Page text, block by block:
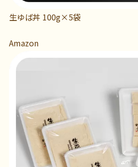
生ゆば丼 100g×5袋
Amazon